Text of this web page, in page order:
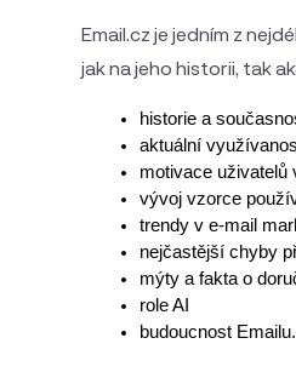
Email.cz je jedním z
jak na jeho historii, tak
historie a
aktuální
motivace uživatelů
vývoj vzorce
trendy v e-mail
nejčastější chyby
mýty a fakta o
role AI
budoucnost